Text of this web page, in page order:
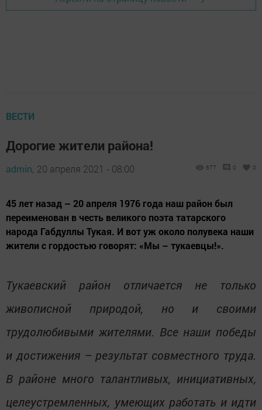
ВЕСТИ
Дорогие жители района!
admin, 20 апреля 2021 - 08:00 677 0 0
45 лет назад – 20 апреля 1976 года наш район был
переименован в честь великого поэта татарского
народа Габдуллы Тукая. И вот уж около полувека наши
жители с гордостью говорят: «Мы – тукаевцы!».
Тукаевский район отличается не только
живописной природой, но и своими
трудолюбивыми жителями. Все наши победы
и достижения – результат совместного труда.
В районе много талантливых, инициативных,
целеустремленных, умеющих работать и идти